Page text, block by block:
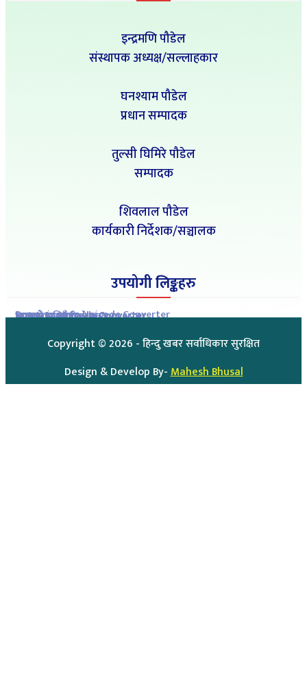
इन्द्रमणि पौडेल
संस्थापक अध्यक्ष/सल्लाहकार
घनश्याम पौडेल
प्रधान सम्पादक
तुल्सी घिमिरे पौडेल
सम्पादक
शिवलाल पौडेल
कार्यकारी निर्देशक/सञ्चालक
उपयोगी लिङ्कहरु
Romanized to Unicode Converter
Preeti to Unicode Converter
Unicode to Preeti Converter
आजको राशिफल
आजको सुनचाँदीको मुल्य
Copyright ©2026 - हिन्दु खबर सर्वाधिकार सुरक्षित
Design & Develop By-Mahesh Bhusal